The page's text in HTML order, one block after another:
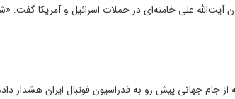
آیت‌الله علی خامنه‌ای در حملات اسرائیل و آمریکا گفت:
جام جهانی پیش رو به فدراسیون فوتبال ایران هشدار